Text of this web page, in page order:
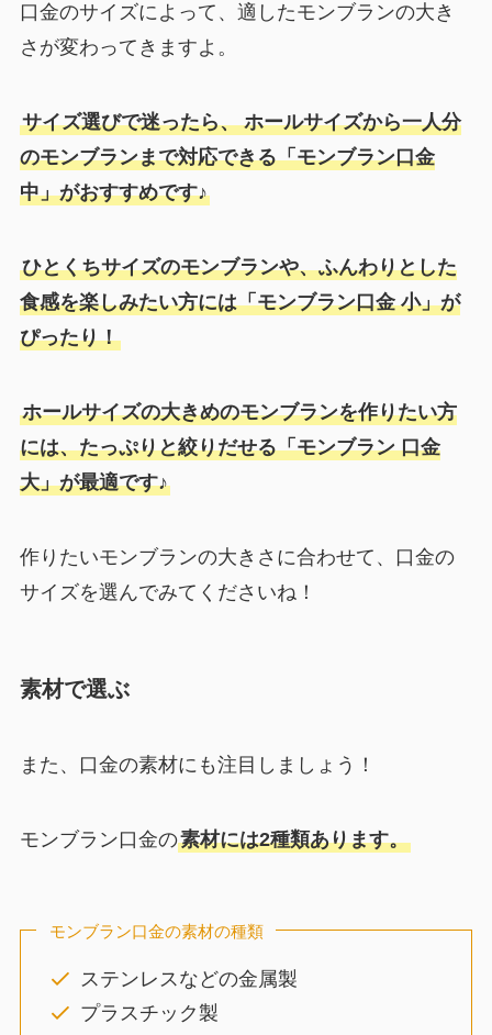
口金のサイズによって、適したモンブランの大き
さが変わってきますよ。
サイズ選びで迷ったら、 ホールサイズから一人分
のモンブランまで対応できる「モンブラン口金
中」がおすすめです♪
ひとくちサイズのモンブランや、ふんわりとした
食感を楽しみたい方には「モンブラン口金 小」が
ぴったり！
ホールサイズの大きめのモンブランを作りたい方
には、たっぷりと絞りだせる「モンブラン 口金
大」が最適です♪
作りたいモンブランの大きさに合わせて、口金の
サイズを選んでみてくださいね！
素材で選ぶ
また、口金の素材にも注目しましょう！
モンブラン口金の素材には2種類あります。
モンブラン口金の素材の種類
ステンレスなどの金属製
プラスチック製